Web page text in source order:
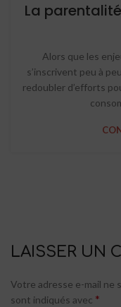
La
Alors que les
s’inscrivent peu à
redoubler d’efforts
LAISSER UN
Votre adresse e-mail ne
sont indiqués avec *